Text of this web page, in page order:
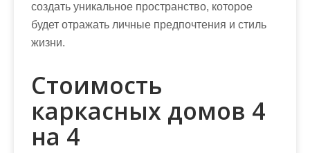
создать уникальное пространство, которое
будет отражать личные предпочтения и стиль
жизни.
Стоимость
каркасных домов 4
на 4